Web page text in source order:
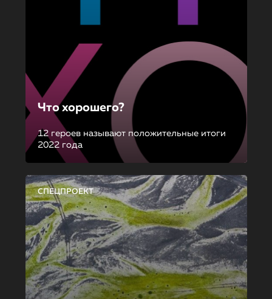
Что хорошего?
12 героев называют положительные итоги
2022 года
СПЕЦПРОЕКТ